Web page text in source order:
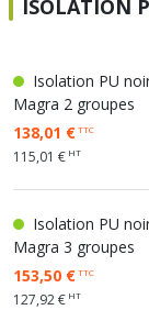
ISOLATION
Isolation PU
Magra 2 groupes
138,01 €TTC
115,01 € HT
Isolation PU
Magra 3 groupes
153,50 €TTC
127,92 € HT